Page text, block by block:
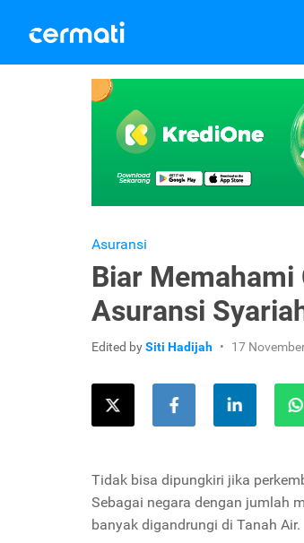
Asuransi
Biar Memahami
Asuransi
Edited bySiti Hadijah 17
Tidak bisa dipungkiri jika
Sebagai negara dengan jumlah
banyak digandrungi di Tanah Air.